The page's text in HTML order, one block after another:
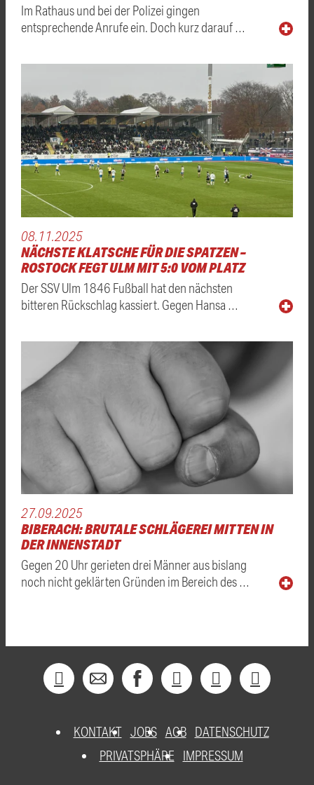
Im Rathaus und bei der Polizei gingen
entsprechende Anrufe ein. Doch kurz darauf …
08.11.2025
NÄCHSTE KLATSCHE FÜR DIE SPATZEN –
ROSTOCK FEGT ULM MIT 5:0 VOM PLATZ
Der SSV Ulm 1846 Fußball hat den nächsten
bitteren Rückschlag kassiert. Gegen Hansa …
27.09.2025
BIBERACH: BRUTALE SCHLÄGEREI MITTEN IN
DER INNENSTADT
Gegen 20 Uhr gerieten drei Männer aus bislang
noch nicht geklärten Gründen im Bereich des …
KONTAKT JOBS AGB DATENSCHUTZ
PRIVATSPHÄRE
IMPRESSUM